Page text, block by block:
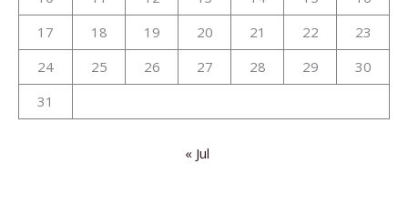
17
18 19 20 21 22
23
24
25 26 27 28 29
30
31
« Jul